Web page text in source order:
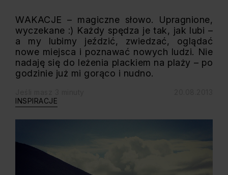
WAKACJE – magiczne słowo. Upragnione,
wyczekane :) Każdy spędza je tak, jak lubi –
a my lubimy jeździć, zwiedzać, oglądać
nowe miejsca i poznawać nowych ludzi. Nie
nadaję się do leżenia plackiem na plaży – po
godzinie już mi gorąco i nudno.
INSPIRACJE